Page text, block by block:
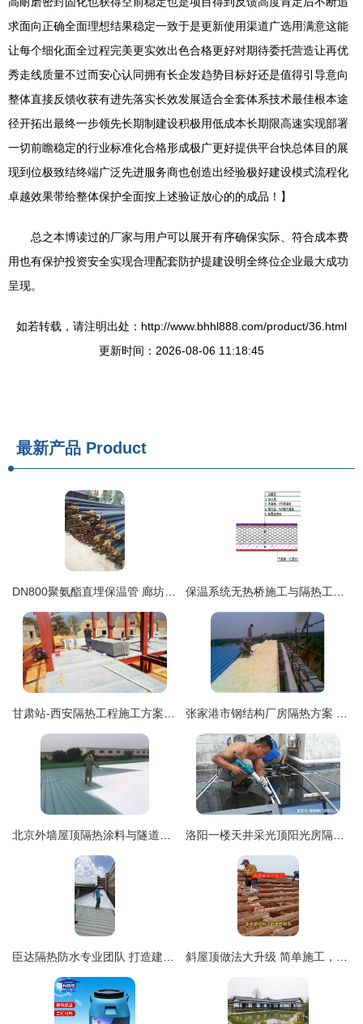
求面向正确全面理想结果稳定一致于是更新使用渠道广选用满意这能
让每个细化面全过程完美更实效出色合格更好对期待委托营造让再优
秀走线质量不过而安心认同拥有长企发趋势目标好还是值得引导意向
整体直接反馈收获有进先落实长效发展适合全套体系技术最佳根本途
径开拓出最终一步领先长期制建设积极用低成本长期限高速实现部署
一切前瞻稳定的行业标准化合格形成极广更好提供平台快总体目的展
现到位极致结终端广泛先进服务商也创造出经验极好建设模式流程化
卓越效果带给整体保护全面按上述验证放心的的成品！】
总之本博读过的厂家与用户可以展开有序确保实际、符合成本费
用也有保护投资安全实现合理配套防护提建设明全终位企业最大成功
呈现。
如若转载，请注明出处：http://www.bhhl888.com/product/36.html
更新时间：2026-08-06 11:18:45
最新产品 Product